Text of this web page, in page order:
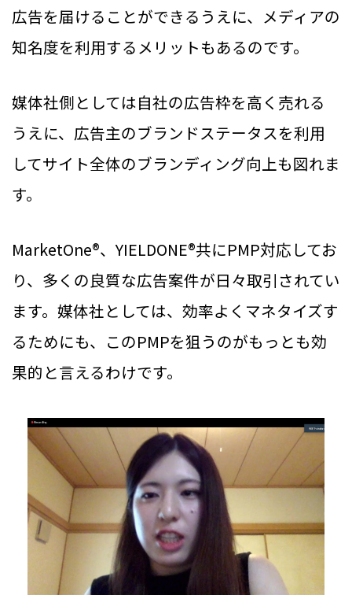
広告を届けることができるうえに、メディアの
知名度を利用するメリットもあるのです。
媒体社側としては自社の広告枠を高く売れる
うえに、広告主のブランドステータスを利用
してサイト全体のブランディング向上も図れま
す。
MarketOne®、YIELDONE®共にPMP対応してお
り、多くの良質な広告案件が日々取引されてい
ます。媒体社としては、効率よくマネタイズす
るためにも、このPMPを狙うのがもっとも効
果的と言えるわけです。